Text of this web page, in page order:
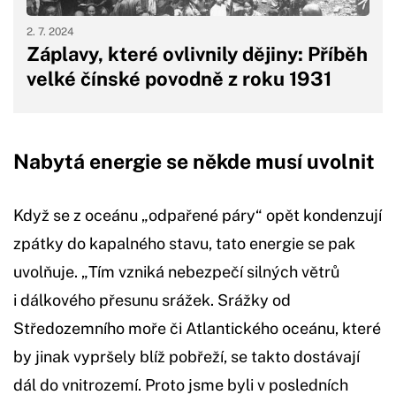
Záplavy, které ovlivnily dějiny: Příběh
velké čínské povodně z roku 1931
2. 7. 2024
Nabytá energie se někde musí uvolnit
Když se z oceánu „odpařené páry“ opět kondenzují
zpátky do kapalného stavu, tato energie se pak
uvolňuje. „Tím vzniká nebezpečí silných větrů
i dálkového přesunu srážek. Srážky od
Středozemního moře či Atlantického oceánu, které
by jinak vypršely blíž pobřeží, se takto dostávají
dál do vnitrozemí. Proto jsme byli v posledních